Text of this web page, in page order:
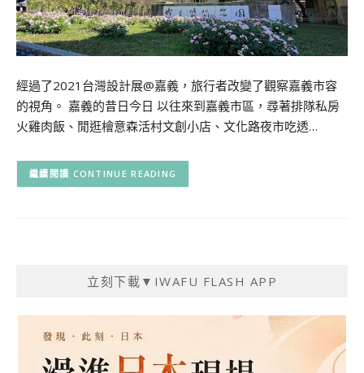
經過了2021台灣設計展@嘉義，旅行者改變了觀察嘉義市容
的視角。 嘉義的昔日今日 以往來到嘉義市區，尋著排隊私房
火雞肉飯、閒逛檜意森活村文創小店、文化路夜市吃透…
CONTINUE READING
立刻下載▼IWAFU FLASH APP